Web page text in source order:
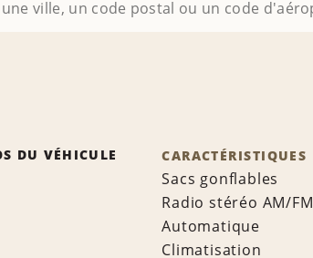
DU VÉHICULE CARACTÉRISTIQUES
Sacs gonflables
Radio stéréo AM/FM
Automatique
Climatisation